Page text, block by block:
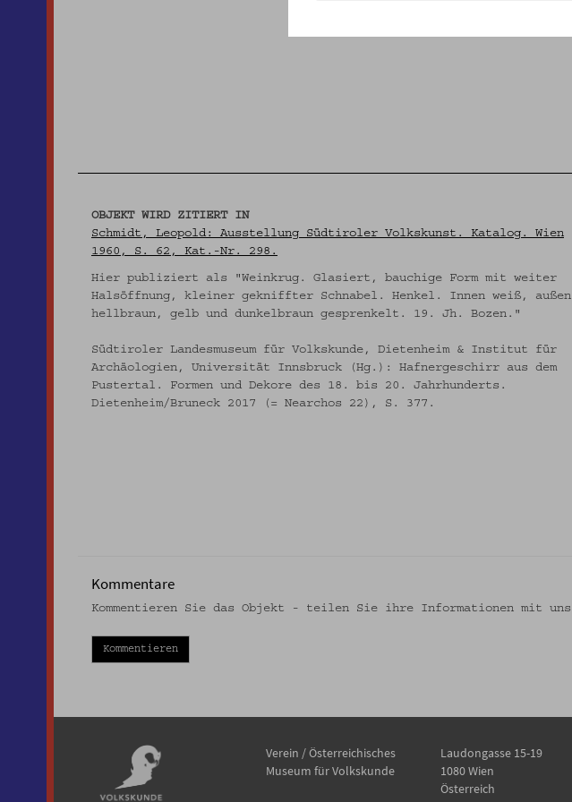
OBJEKT WIRD ZITIERT IN
Schmidt, Leopold: Ausstellung Südtiroler Volkskunst. Katalog. Wien
1960, S. 62, Kat.-Nr. 298.
Hier publiziert als "Weinkrug. Glasiert, bauchige Form mit weiter
Halsöffnung, kleiner gekniffter Schnabel. Henkel. Innen weiß, außen
hellbraun, gelb und dunkelbraun gesprenkelt. 19. Jh. Bozen."
Südtiroler Landesmuseum für Volkskunde, Dietenheim & Institut für
Archäologien, Universität Innsbruck (Hg.): Hafnergeschirr aus dem
Pustertal. Formen und Dekore des 18. bis 20. Jahrhunderts.
Dietenheim/Bruneck 2017 (= Nearchos 22), S. 377.
Kommentare
Kommentieren Sie das Objekt - teilen Sie ihre Informationen mit uns
Kommentieren
Verein / Österreichisches
Museum für Volkskunde
Laudongasse 15-19
1080 Wien
Österreich